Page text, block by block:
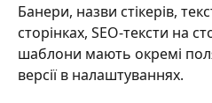
Банери, назви стікерів,
сторінках, SEO-тексти на
шаблони мають окремі
версії в налаштуваннях.